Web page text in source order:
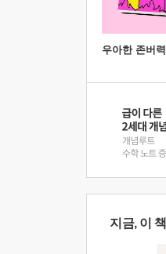
우아한 존버력
지금, 이 책